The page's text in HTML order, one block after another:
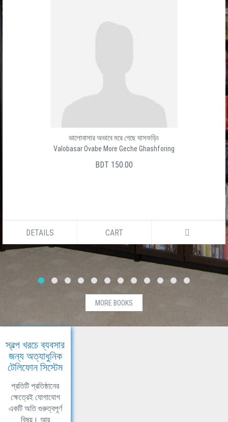
ভালোবাসার অভাবে মরে গেছে ঘাসফড়িং
Valobasar Ovabe More Geche Ghashforing
BDT 150.00
DETAILS CART
MORE BOOKS
স্বল্প খরচে ব্যবসার
জন্য অত্যাধুনিক
টেলিফোন সিস্টেম
প্রতিটি প্রতিষ্ঠানের
ক্ষেত্রেই যোগাযোগ
একটি অতি গুরুত্বপূর্ণ
বিষয়। আর